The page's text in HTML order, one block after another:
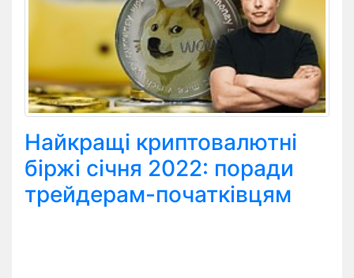
Найкращі криптовалютні
біржі січня 2022: поради
трейдерам-початківцям